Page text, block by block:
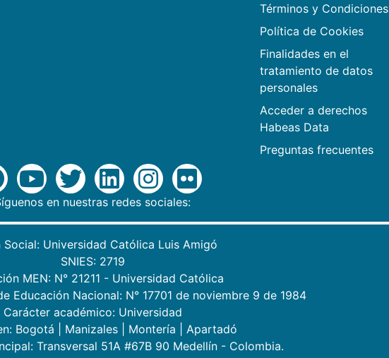
Términos y Condiciones
Política de Cookies
Finalidades en el
tratamiento de datos
personales
Acceder a derechos
Habeas Data
Preguntas frecuentes
en nuestras redes sociales:
Social: Universidad Católica Luis Amigó
SNIES: 2719
MEN: N° 21211 - Universidad Católica
Educación Nacional: N° 17701 de noviembre 9 de 1984
Carácter académico: Universidad
Bogotá Manizales Montería
Apartadó
Transversal 51A #67B 90 Medellín - Colombia.